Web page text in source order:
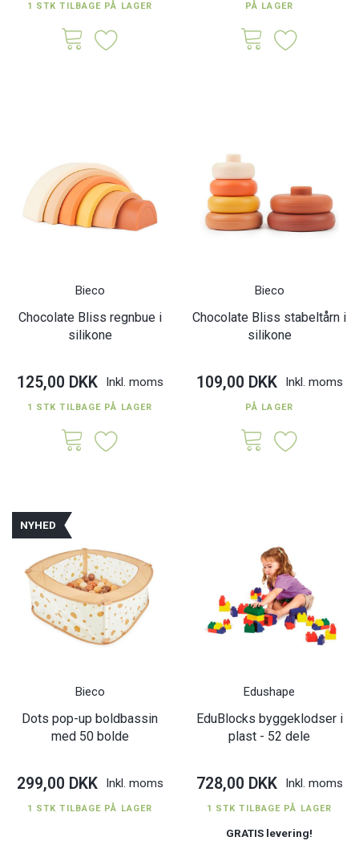
1 STK TILBAGE PÅ LAGER PÅ LAGER
Bieco
Chocolate Bliss regnbue i
silikone
125,00 DKK Inkl. moms
1 STK TILBAGE PÅ LAGER
Bieco
Chocolate Bliss stabeltårn i
silikone
109,00 DKK Inkl. moms
PÅ LAGER
NYHED
Bieco
Dots pop-up boldbassin
med 50 bolde
299,00 DKK Inkl. moms
1 STK TILBAGE PÅ LAGER
Edushape
EduBlocks byggeklodser i
plast - 52 dele
728,00 DKK Inkl. moms
1 STK TILBAGE PÅ LAGER
GRATIS levering!